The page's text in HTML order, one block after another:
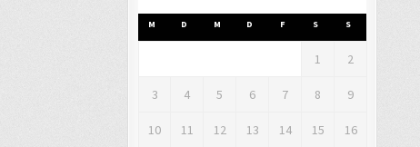
M D M D F S S
1 2
3 4 5 6 7 8 9
10 11 12 13 14 15 16